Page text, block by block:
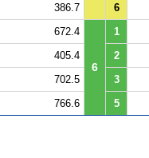
386.7 6
672.4
6
1
405.4 2
702.5 3
766.6 5